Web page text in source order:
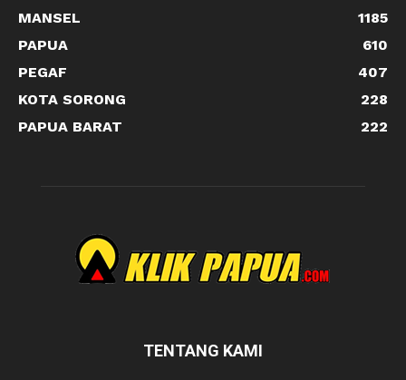
MANSEL
1185
PAPUA
610
PEGAF
407
KOTA SORONG
228
PAPUA BARAT
222
TENTANG KAMI